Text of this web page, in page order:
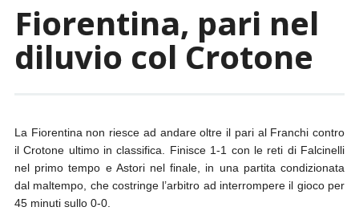
Fiorentina, pari nel
diluvio col Crotone
La Fiorentina non riesce ad andare oltre il pari al Franchi contro
il Crotone ultimo in classifica. Finisce 1-1 con le reti di Falcinelli
nel primo tempo e Astori nel finale, in una partita condizionata
dal maltempo, che costringe l’arbitro ad interrompere il gioco per
45 minuti sullo 0-0.